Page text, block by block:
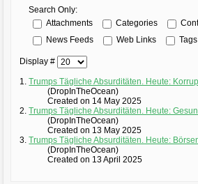
Search Only:
Attachments
Categories
News Feeds
Web Links Tags
Display #
1.Trumps Tägliche Absurditäten. Heute:
(DropInTheOcean)
Created on 14 May 2025
2.Trumps Tägliche Absurditäten. Heute:
(DropInTheOcean)
Created on 13 May 2025
3.Trumps Tägliche Absurditäten. Heute:
(DropInTheOcean)
Created on 13 April 2025